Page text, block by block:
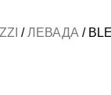
ЛЕВАДА